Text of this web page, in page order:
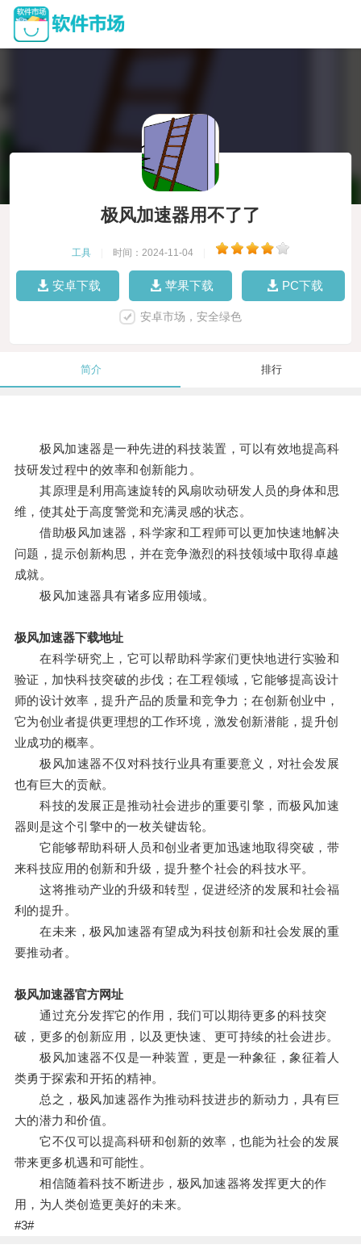
极风加速器用不了了
工具 时间：2024-11-04
安卓下载 苹果下载 PC下载
安卓市场，安全绿色
简介 排行
极风加速器是一种先进的科技装置，可以有效地提高科
技研发过程中的效率和创新能力。
其原理是利用高速旋转的风扇吹动研发人员的身体和思
维，使其处于高度警觉和充满灵感的状态。
借助极风加速器，科学家和工程师可以更加快速地解决
问题，提示创新构思，并在竞争激烈的科技领域中取得卓越
成就。
极风加速器具有诸多应用领域。
极风加速器下载地址
在科学研究上，它可以帮助科学家们更快地进行实验和
验证，加快科技突破的步伐；在工程领域，它能够提高设计
师的设计效率，提升产品的质量和竞争力；在创新创业中，
它为创业者提供更理想的工作环境，激发创新潜能，提升创
业成功的概率。
极风加速器不仅对科技行业具有重要意义，对社会发展
也有巨大的贡献。
科技的发展正是推动社会进步的重要引擎，而极风加速
器则是这个引擎中的一枚关键齿轮。
它能够帮助科研人员和创业者更加迅速地取得突破，带
来科技应用的创新和升级，提升整个社会的科技水平。
这将推动产业的升级和转型，促进经济的发展和社会福
利的提升。
在未来，极风加速器有望成为科技创新和社会发展的重
要推动者。
极风加速器官方网址
通过充分发挥它的作用，我们可以期待更多的科技突
破，更多的创新应用，以及更快速、更可持续的社会进步。
极风加速器不仅是一种装置，更是一种象征，象征着人
类勇于探索和开拓的精神。
总之，极风加速器作为推动科技进步的新动力，具有巨
大的潜力和价值。
它不仅可以提高科研和创新的效率，也能为社会的发展
带来更多机遇和可能性。
相信随着科技不断进步，极风加速器将发挥更大的作
用，为人类创造更美好的未来。
#3#